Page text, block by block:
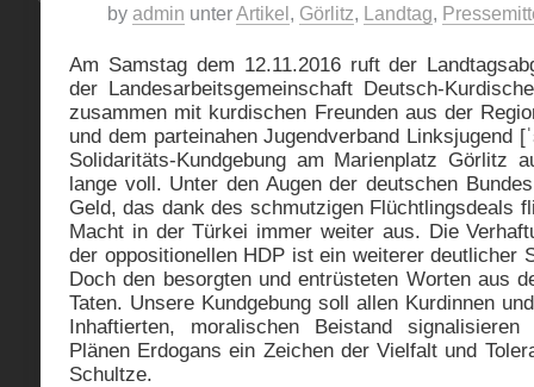
by admin unterArtikel , Görlitz, Landtag,
Am Samstag dem 12.11.2016 ruft der
der Landesarbeitsgemeinschaft Deutsch-
zusammen mit kurdischen Freunden aus der
und dem parteinahen Jugendverband Linksjugend
Solidaritäts-Kundgebung am Marienplatz Görlitz
lange voll. Unter den Augen der deutschen
Geld, das dank des schmutzigen Flüchtlingsdeals
Macht in der Türkei immer weiter aus. Die
der oppositionellen HDP ist ein weiterer deutlicher
Doch den besorgten und entrüsteten Worten aus
Taten. Unsere Kundgebung soll allen Kurdinnen
Inhaftierten, moralischen Beistand
Plänen Erdogans ein Zeichen der Vielfalt und
Schultze.